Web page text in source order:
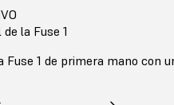
la Fuse 1
Fuse 1 de primera mano con